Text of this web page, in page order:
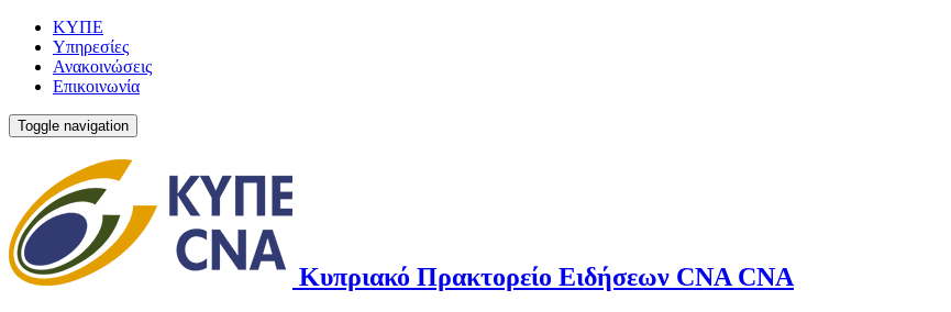
ΚΥΠΕ
Υπηρεσίες
Ανακοινώσεις
Επικοινωνία
Toggle navigation
Κυπριακό Πρακτορείο Ειδήσεων CNA CNA